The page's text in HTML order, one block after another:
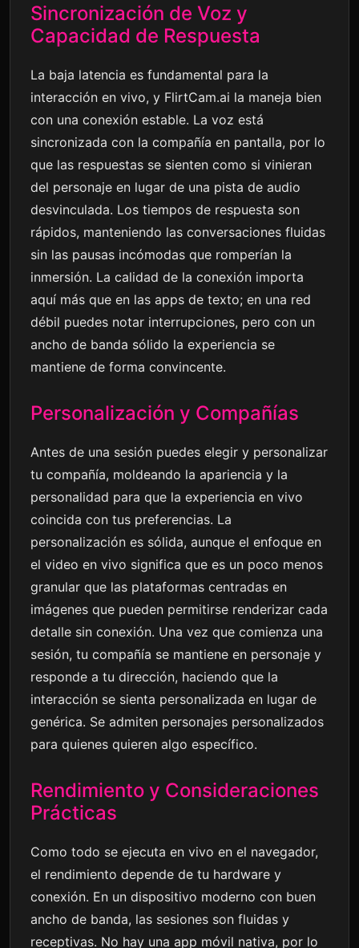
Sincronización de Voz y
Capacidad de Respuesta
La baja latencia es fundamental para la
interacción en vivo, y FlirtCam.ai la maneja bien
con una conexión estable. La voz está
sincronizada con la compañía en pantalla, por lo
que las respuestas se sienten como si vinieran
del personaje en lugar de una pista de audio
desvinculada. Los tiempos de respuesta son
rápidos, manteniendo las conversaciones fluidas
sin las pausas incómodas que romperían la
inmersión. La calidad de la conexión importa
aquí más que en las apps de texto; en una red
débil puedes notar interrupciones, pero con un
ancho de banda sólido la experiencia se
mantiene de forma convincente.
Personalización y Compañías
Antes de una sesión puedes elegir y personalizar
tu compañía, moldeando la apariencia y la
personalidad para que la experiencia en vivo
coincida con tus preferencias. La
personalización es sólida, aunque el enfoque en
el video en vivo significa que es un poco menos
granular que las plataformas centradas en
imágenes que pueden permitirse renderizar cada
detalle sin conexión. Una vez que comienza una
sesión, tu compañía se mantiene en personaje y
responde a tu dirección, haciendo que la
interacción se sienta personalizada en lugar de
genérica. Se admiten personajes personalizados
para quienes quieren algo específico.
Rendimiento y Consideraciones
Prácticas
Como todo se ejecuta en vivo en el navegador,
el rendimiento depende de tu hardware y
conexión. En un dispositivo moderno con buen
ancho de banda, las sesiones son fluidas y
receptivas. No hay una app móvil nativa, por lo